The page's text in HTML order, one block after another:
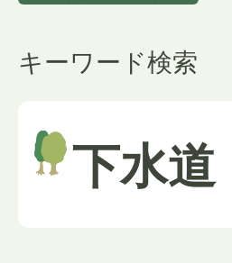
キーワード検索
下水道